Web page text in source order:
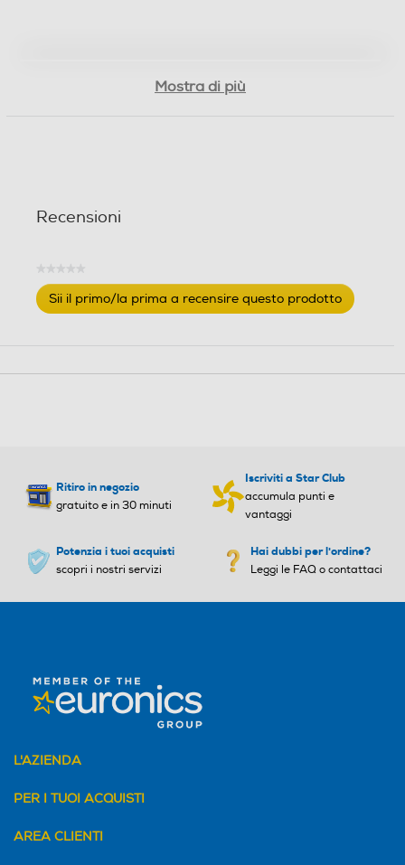
Mostra di più
Recensioni
Nessuna
valutazione
Sii il primo/la prima a recensire questo prodotto
.
Ritiro in negozio
gratuito e in 30 minuti
Iscriviti a Star Club
accumula punti e
vantaggi
Potenzia i tuoi acquisti
scopri i nostri servizi
Hai dubbi per l'ordine?
Leggi le FAQ o contattaci
L'AZIENDA
PER I TUOI ACQUISTI
AREA CLIENTI